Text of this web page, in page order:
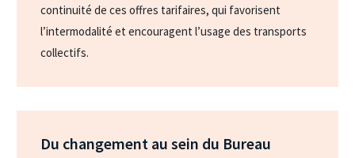
continuité de ces offres tarifaires, qui favorisent
l’intermodalité et encouragent l’usage des transports
collectifs.
Du changement au sein du Bureau